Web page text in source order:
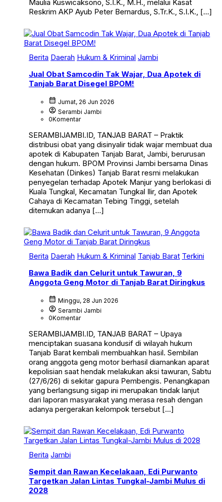
Maulia Kuswicaksono, S.I.K., M.H., melalui Kasat
Reskrim AKP Ayub Peter Bernardus, S.Tr.K., S.I.K., […]
Berita Daerah Hukum & Kriminal Jambi
Jual Obat Samcodin Tak Wajar, Dua Apotek di
Tanjab Barat Disegel BPOM!
calendar_month Jumat, 26 Jun 2026
account_circle Serambi Jambi
0Komentar
SERAMBIJAMBI.ID, TANJAB BARAT – Praktik
distribusi obat yang disinyalir tidak wajar membuat dua
apotek di Kabupaten Tanjab Barat, Jambi, berurusan
dengan hukum. BPOM Provinsi Jambi bersama Dinas
Kesehatan (Dinkes) Tanjab Barat resmi melakukan
penyegelan terhadap Apotek Manjur yang berlokasi di
Kuala Tungkal, Kecamatan Tungkal Ilir, dan Apotek
Cahaya di Kecamatan Tebing Tinggi, setelah
ditemukan adanya […]
Berita Daerah Hukum & Kriminal Tanjab Barat Terkini
Bawa Badik dan Celurit untuk Tawuran, 9
Anggota Geng Motor di Tanjab Barat Diringkus
calendar_month Minggu, 28 Jun 2026
account_circle Serambi Jambi
0Komentar
SERAMBIJAMBI.ID, TANJAB BARAT – Upaya
menciptakan suasana kondusif di wilayah hukum
Tanjab Barat kembali membuahkan hasil. Sembilan
orang anggota geng motor berhasil diamankan aparat
kepolisian saat hendak melakukan aksi tawuran, Sabtu
(27/6/26) di sekitar gapura Pembengis. Penangkapan
yang berlangsung sigap ini merupakan tindak lanjut
dari laporan masyarakat yang merasa resah dengan
adanya pergerakan kelompok tersebut […]
Berita Jambi
Sempit dan Rawan Kecelakaan, Edi Purwanto
Targetkan Jalan Lintas Tungkal-Jambi Mulus di
2028